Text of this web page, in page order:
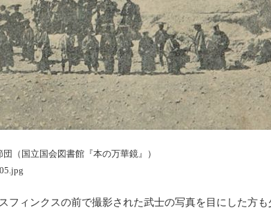
（国立国会図書館『本の万華鏡』）
ィンクスの前で撮影された武士の写真を目にした方